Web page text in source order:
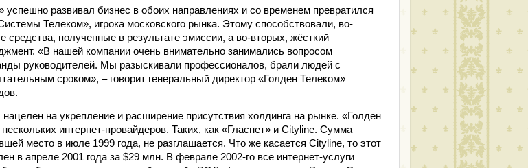
развивал бизнес в обоих направлениях и со временем превратился
Телеком», игрока московского рынка. Этому способствовали, во-
средства, полученные в результате эмиссии, а во-вторых, жёсткий
«В нашей компании очень внимательно занимались вопросом
руководителей. Мы разыскивали профессионалов, брали людей с
сроком», – говорит генеральный директор «Голден Телеком»
на укрепление и расширение присутствия холдинга на рынке. «Голден
интернет-провайдеров. Таких, как «Гласнет» и Cityline. Сумма
место в июле 1999 года, не разглашается. Что же касается Cityline, то этот
в апреле 2001 года за $29 млн. В феврале 2002-го все интернет-услуги